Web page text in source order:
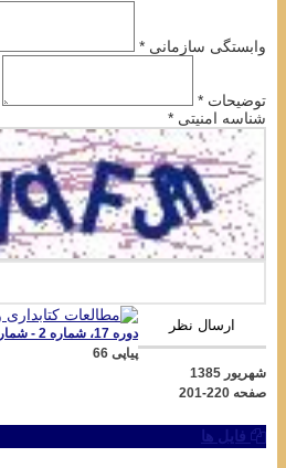
وابستگی سازمانی *
توضیحات *
شناسه امنیتی *
ارسال نظر
دوره 17، شماره 2 - شماره پیاپی 2
پیاپی 66
شهریور 1385
صفحه 201-220
فایل ها